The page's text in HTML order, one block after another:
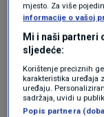
mjesto. Za više
informacije o vašoj
Mi i naši partneri
sljedeće:
Korištenje preciznih
karakteristika uređaja
uređaju.
sadržaja, uvidi u
Popis partnera